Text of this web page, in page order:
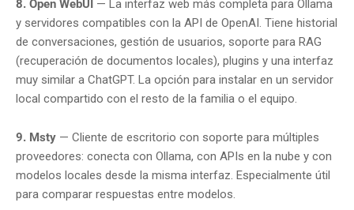
8. Open WebUI — La interfaz web más completa para Ollama
y servidores compatibles con la API de OpenAI. Tiene historial
de conversaciones, gestión de usuarios, soporte para RAG
(recuperación de documentos locales), plugins y una interfaz
muy similar a ChatGPT. La opción para instalar en un servidor
local compartido con el resto de la familia o el equipo.
9. Msty — Cliente de escritorio con soporte para múltiples
proveedores: conecta con Ollama, con APIs en la nube y con
modelos locales desde la misma interfaz. Especialmente útil
para comparar respuestas entre modelos.